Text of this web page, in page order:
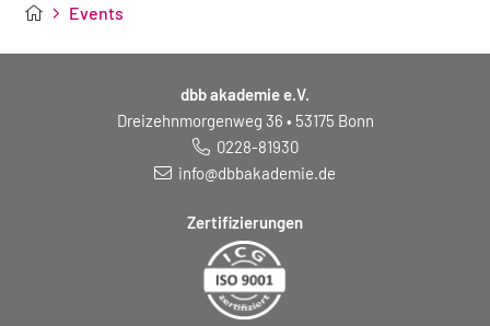
Events
dbb akademie e.V.
Dreizehnmorgenweg 36 • 53175 Bonn
0228-81930
info@dbbakademie.de
Zertifizierungen